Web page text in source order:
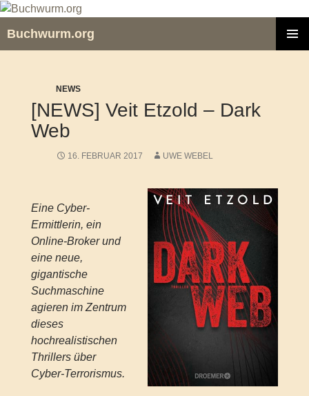
Zum
springen
Buchwurm.org
NEWS
[NEWS] Veit Etzold – Dark
Web
16. FEBRUAR 2017 UWE WEBEL
Eine Cyber-
Ermittlerin, ein
Online-Broker und
eine neue,
gigantische
Suchmaschine
agieren im Zentrum
dieses
hochrealistischen
Thrillers über
Cyber-Terrorismus.